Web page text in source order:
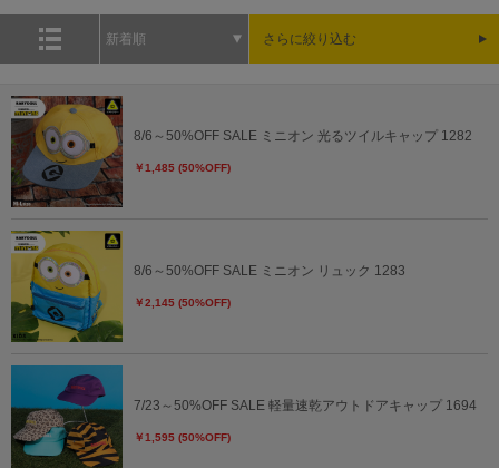
新着順 さらに絞り込む
8/6～50%OFF SALE ミニオン 光るツイルキャップ 1282
￥1,485 (50%OFF)
8/6～50%OFF SALE ミニオン リュック 1283
￥2,145 (50%OFF)
7/23～50%OFF SALE 軽量速乾アウトドアキャップ 1694
￥1,595 (50%OFF)